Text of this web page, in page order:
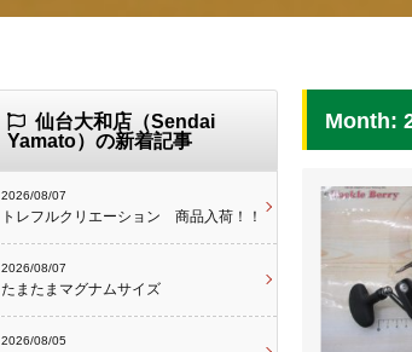
Month:
仙台大和店（Sendai
Yamato）の新着記事
2026/08/07
トレフルクリエーション 商品入荷！！
2026/08/07
たまたまマグナムサイズ
2026/08/05